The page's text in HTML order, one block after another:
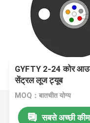
GYFTY 2-24 कोर
सेंट्रल लूज ट्यूब
MOQ：बातचीत योग्य
सबसे अच्छी